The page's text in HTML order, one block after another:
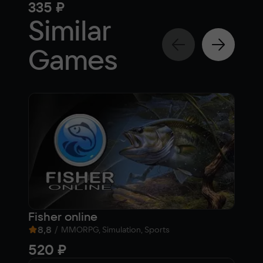
335 ₽
Similar
Games
Fisher online
8,8 / MMORPG, Simulation, Sports
520 ₽